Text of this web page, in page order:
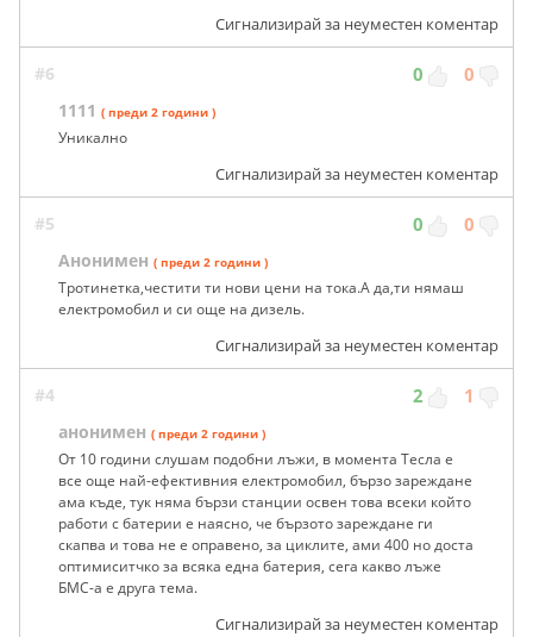
Сигнализирай за неуместен коментар
#6 0 0
1111 ( преди 2 години )
Уникално
Сигнализирай за неуместен коментар
#5 0 0
Анонимен ( преди 2 години )
Тротинетка,честити ти нови цени на тока.А да,ти нямаш
електромобил и си още на дизель.
Сигнализирай за неуместен коментар
#4 2 1
анонимен ( преди 2 години )
От 10 години слушам подобни лъжи, в момента Тесла е
все още най-ефективния електромобил, бързо зареждане
ама къде, тук няма бързи станции освен това всеки който
работи с батерии е наясно, че бързото зареждане ги
скапва и това не е оправено, за циклите, ами 400 но доста
оптимиситчко за всяка една батерия, сега какво лъже
БМС-а е друга тема.
Сигнализирай за неуместен коментар